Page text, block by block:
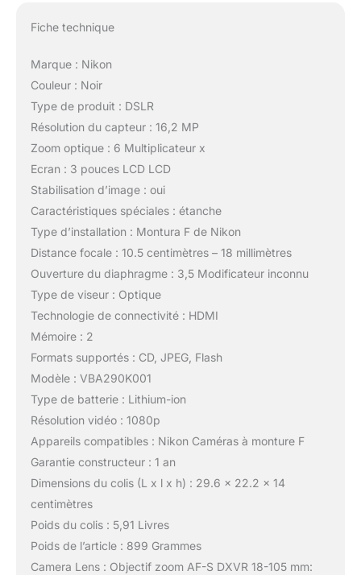
Fiche technique
Marque : Nikon
Couleur : Noir
Type de produit : DSLR
Résolution du capteur : 16,2 MP
Zoom optique : 6 Multiplicateur x
Ecran : 3 pouces LCD LCD
Stabilisation d’image : oui
Caractéristiques spéciales : étanche
Type d’installation : Montura F de Nikon
Distance focale : 10.5 centimètres – 18 millimètres
Ouverture du diaphragme : 3,5 Modificateur inconnu
Type de viseur : Optique
Technologie de connectivité : HDMI
Mémoire : 2
Formats supportés : CD, JPEG, Flash
Modèle : VBA290K001
Type de batterie : Lithium-ion
Résolution vidéo : 1080p
Appareils compatibles : Nikon Caméras à monture F
Garantie constructeur : 1 an
Dimensions du colis (L x l x h) : 29.6 x 22.2 x 14
centimètres
Poids du colis : 5,91 Livres
Poids de l’article : 899 Grammes
Camera Lens : Objectif zoom AF-S DXVR 18-105 mm: